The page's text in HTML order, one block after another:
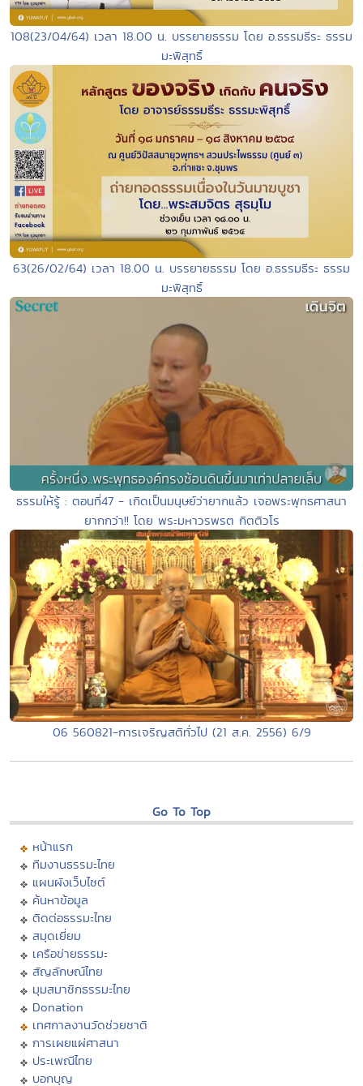
108(23/04/64) เวลา 18.00 น. บรรยายธรรม โดย อ.ธรรมธีระ ธรรม
มะพิสุทธิ์
63(26/02/64) เวลา 18.00 น. บรรยายธรรม โดย อ.ธรรมธีระ ธรรม
มะพิสุทธิ์
ธรรมให้รู้ : ตอนที่47 - เกิดเป็นมนุษย์ว่ายากแล้ว เจอพระพุทธศาสนา
ยากกว่า!! โดย พระมหาวรพรต กิตติวโร
06 560821-การเจริญสติทั่วไป (21 ส.ค. 2556) 6/9
Go To Top
หน้าแรก
ทีมงานธรรมะไทย
แผนผังเว็บไซต์
ค้นหาข้อมูล
ติดต่อธรรมะไทย
สมุดเยี่ยม
เครือข่ายธรรมะ
สัญลักษณ์ไทย
มุมสมาชิกธรรมะไทย
Donation
เทศกาลงานวัดช่วยชาติ
การเผยแผ่ศาสนา
ประเพณีไทย
บอกบุญ